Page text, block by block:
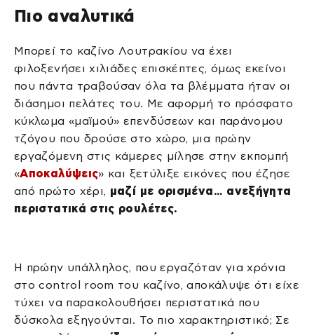
Πιο αναλυτικά
Μπορεί το καζίνο Λουτρακίου να έχει
φιλοξενήσει χιλιάδες επισκέπτες, όμως εκείνοι
που πάντα τραβούσαν όλα τα βλέμματα ήταν οι
διάσημοι πελάτες του. Με αφορμή το πρόσφατο
κύκλωμα «μαϊμού» επενδύσεων και παράνομου
τζόγου που δρούσε στο χώρο, μια πρώην
εργαζόμενη στις κάμερες μίλησε στην εκπομπή
«Αποκαλύψεις» και ξετύλιξε εικόνες που έζησε
από πρώτο χέρι, μαζί με ορισμένα… ανεξήγητα
περιστατικά στις ρουλέτες.
Η πρώην υπάλληλος, που εργαζόταν για χρόνια
στο control room του καζίνο, αποκάλυψε ότι είχε
τύχει να παρακολουθήσει περιστατικά που
δύσκολα εξηγούνται. Το πιο χαρακτηριστικό; Σε